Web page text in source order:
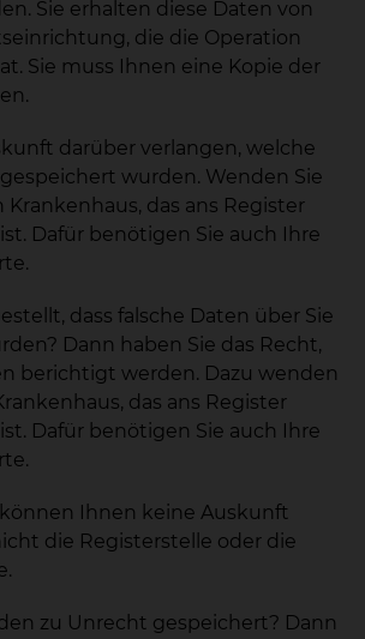
Sie erhalten diese Daten von
die die Operation
Sie muss Ihnen eine Kopie der
darüber verlangen, welche
wurden. Wenden Sie
Krankenhaus, das ans Register
Dafür benötigen Sie auch Ihre
dass falsche Daten über Sie
Dann haben Sie das Recht,
berichtigt werden. Dazu wenden
das ans Register
Dafür benötigen Sie auch Ihre
Ihnen keine Auskunft
die Registerstelle oder die
zu Unrecht gespeichert? Dann